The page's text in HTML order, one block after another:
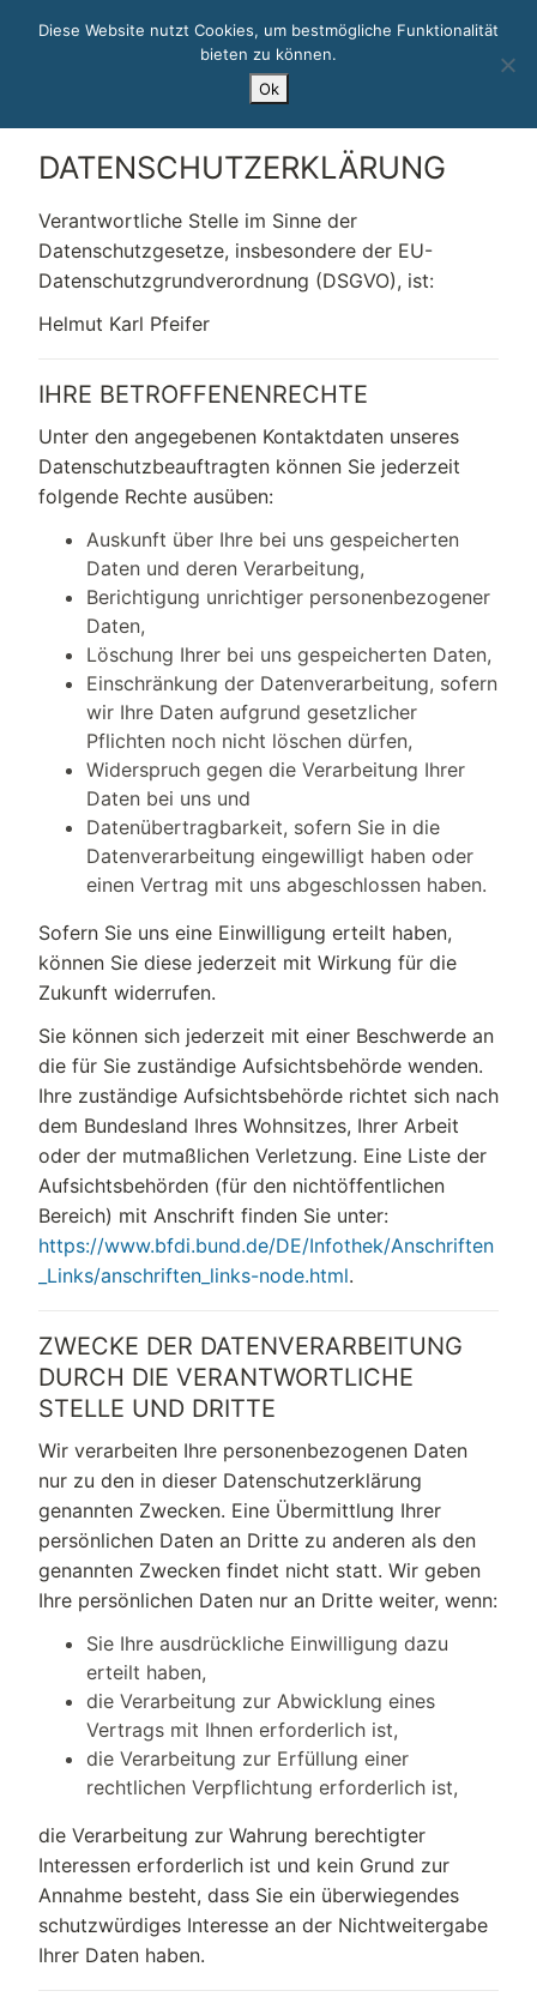
springen
DATENSCHUTZERKLÄRUNG
Verantwortliche Stelle im Sinne der
Datenschutzgesetze, insbesondere der EU-
Datenschutzgrundverordnung (DSGVO), ist:
Helmut Karl Pfeifer
IHRE BETROFFENENRECHTE
Unter den angegebenen Kontaktdaten unseres
Datenschutzbeauftragten können Sie jederzeit
folgende Rechte ausüben:
Auskunft über Ihre bei uns gespeicherten
Daten und deren Verarbeitung,
Berichtigung unrichtiger personenbezogener
Daten,
Löschung Ihrer bei uns gespeicherten Daten,
Einschränkung der Datenverarbeitung, sofern
wir Ihre Daten aufgrund gesetzlicher
Pflichten noch nicht löschen dürfen,
Widerspruch gegen die Verarbeitung Ihrer
Daten bei uns und
Datenübertragbarkeit, sofern Sie in die
Datenverarbeitung eingewilligt haben oder
einen Vertrag mit uns abgeschlossen haben.
Sofern Sie uns eine Einwilligung erteilt haben,
können Sie diese jederzeit mit Wirkung für die
Zukunft widerrufen.
Sie können sich jederzeit mit einer Beschwerde an
die für Sie zuständige Aufsichtsbehörde wenden.
Ihre zuständige Aufsichtsbehörde richtet sich nach
dem Bundesland Ihres Wohnsitzes, Ihrer Arbeit
oder der mutmaßlichen Verletzung. Eine Liste der
Aufsichtsbehörden (für den nichtöffentlichen
Bereich) mit Anschrift finden Sie unter:
https://www.bfdi.bund.de/DE/Infothek/Anschriften
_Links/anschriften_links-node.html.
ZWECKE DER DATENVERARBEITUNG
DURCH DIE VERANTWORTLICHE
STELLE UND DRITTE
Wir verarbeiten Ihre personenbezogenen Daten
nur zu den in dieser Datenschutzerklärung
genannten Zwecken. Eine Übermittlung Ihrer
persönlichen Daten an Dritte zu anderen als den
genannten Zwecken findet nicht statt. Wir geben
Ihre persönlichen Daten nur an Dritte weiter, wenn:
Sie Ihre ausdrückliche Einwilligung dazu
erteilt haben,
die Verarbeitung zur Abwicklung eines
Vertrags mit Ihnen erforderlich ist,
die Verarbeitung zur Erfüllung einer
rechtlichen Verpflichtung erforderlich ist,
die Verarbeitung zur Wahrung berechtigter
Interessen erforderlich ist und kein Grund zur
Annahme besteht, dass Sie ein überwiegendes
schutzwürdiges Interesse an der Nichtweitergabe
Ihrer Daten haben.
Diese Website nutzt Cookies, um bestmögliche Funktionalität
bieten zu können.
Ok